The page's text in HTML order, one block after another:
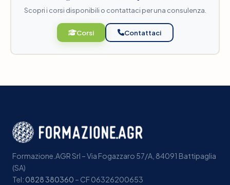
Scopri i corsi disponibili o contattaci per una consulenza.
Corsi Contattaci
Formazione.AGR Srl – Via Fogazzaro 57/A, 84091 Battipaglia
(SA)
Tel: 0828 380360 – CF 06326200653